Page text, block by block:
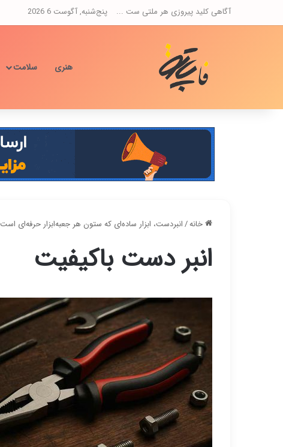
آگاهی کلید پیروزی هر ملتی ست ... پنج‌شنبه, آگوست 6 2026
هنری سلامت
خانه/انبردست، ابزار ساده‌ای که ستون هر جعبه‌ابزار حرفه‌ای است
انبر دست باکیفیت